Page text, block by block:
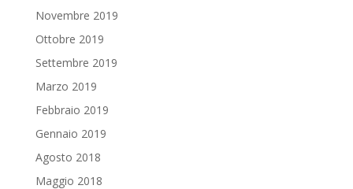
Novembre 2019
Ottobre 2019
Settembre 2019
Marzo 2019
Febbraio 2019
Gennaio 2019
Agosto 2018
Maggio 2018